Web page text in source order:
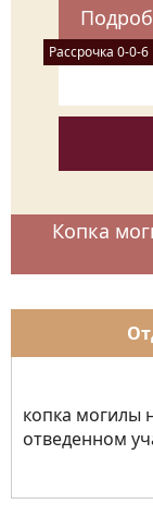
(венок
Крест
дерева
Рассрочка 0-0-6
Копка
копка могилы
отведенном